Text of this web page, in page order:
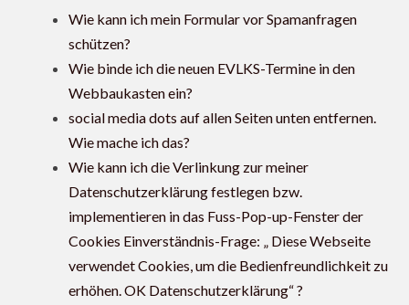
Wie kann ich mein Formular vor Spamanfragen
schützen?
Wie binde ich die neuen EVLKS-Termine in den
Webbaukasten ein?
social media dots auf allen Seiten unten entfernen.
Wie mache ich das?
Wie kann ich die Verlinkung zur meiner
Datenschutzerklärung festlegen bzw.
implementieren in das Fuss-Pop-up-Fenster der
Cookies Einverständnis-Frage: „ Diese Webseite
verwendet Cookies, um die Bedienfreundlichkeit zu
erhöhen. OK Datenschutzerklärung“ ?